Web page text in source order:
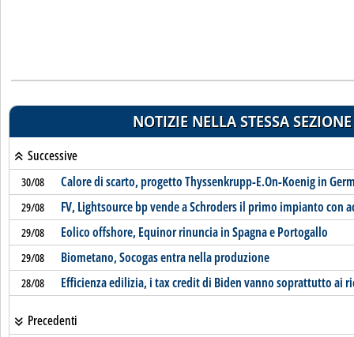
NOTIZIE NELLA STESSA SEZIONE
Successive
30/08 Calore di scarto, progetto Thyssenkrupp-E.On-Koenig in
29/08 FV, Lightsource bp vende a Schroders il primo impianto con
29/08 Eolico offshore, Equinor rinuncia in Spagna e Portogallo
29/08 Biometano, Socogas entra nella produzione
28/08 Efficienza edilizia, i tax credit di Biden vanno soprattutto ai
Precedenti